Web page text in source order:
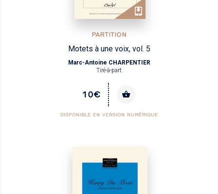
PARTITION
Motets à une voix, vol. 5
Marc-Antoine CHARPENTIER
Tiré-à-part
10€
DISPONIBLE EN VERSION NUMÉRIQUE